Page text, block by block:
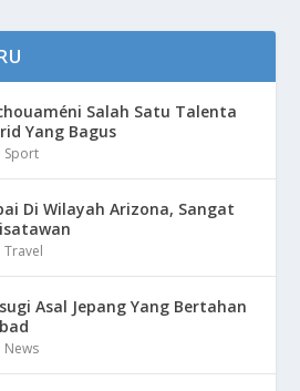
Salah Satu Talenta
Yang Bagus
Sport
Di Wilayah Arizona, Sangat
Travel
Asal Jepang Yang Bertahan
News